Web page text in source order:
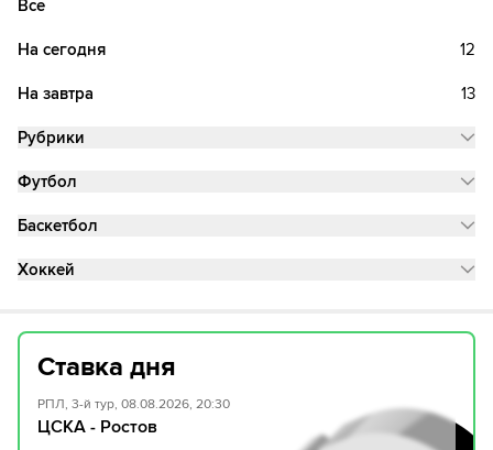
Все
На сегодня 12
На завтра 13
Рубрики
Футбол
Баскетбол
Хоккей
Ставка дня
РПЛ, 3-й тур, 08.08.2026, 20:30
ЦСКА - Ростов